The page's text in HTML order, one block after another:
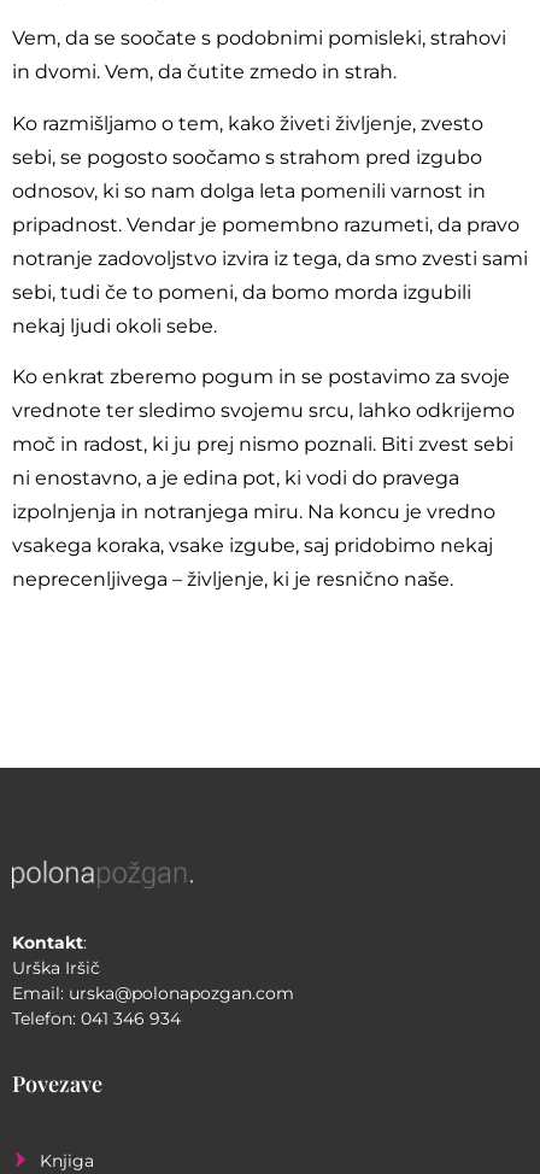
Vem, da se soočate s podobnimi pomisleki, strahovi
in dvomi. Vem, da čutite zmedo in strah.
Ko razmišljamo o tem, kako živeti življenje, zvesto
sebi, se pogosto soočamo s strahom pred izgubo
odnosov, ki so nam dolga leta pomenili varnost in
pripadnost. Vendar je pomembno razumeti, da pravo
notranje zadovoljstvo izvira iz tega, da smo zvesti sami
sebi, tudi če to pomeni, da bomo morda izgubili
nekaj ljudi okoli sebe.
Ko enkrat zberemo pogum in se postavimo za svoje
vrednote ter sledimo svojemu srcu, lahko odkrijemo
moč in radost, ki ju prej nismo poznali. Biti zvest sebi
ni enostavno, a je edina pot, ki vodi do pravega
izpolnjenja in notranjega miru. Na koncu je vredno
vsakega koraka, vsake izgube, saj pridobimo nekaj
neprecenljivega – življenje, ki je resnično naše.
Kontakt:
Urška Iršič
Email: urska@polonapozgan.com
Telefon: 041 346 934
Povezave
Knjiga